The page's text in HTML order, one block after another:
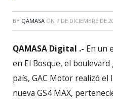
BY QAMASA ON 7 DE DICIEMBRE DE
QAMASA Digital .- En un
en El Bosque, el
país, GAC Motor realizó el
nueva GS4 MAX,